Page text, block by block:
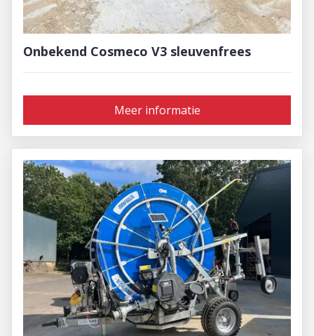
Onbekend Cosmeco V3 sleuvenfrees
Meer informatie